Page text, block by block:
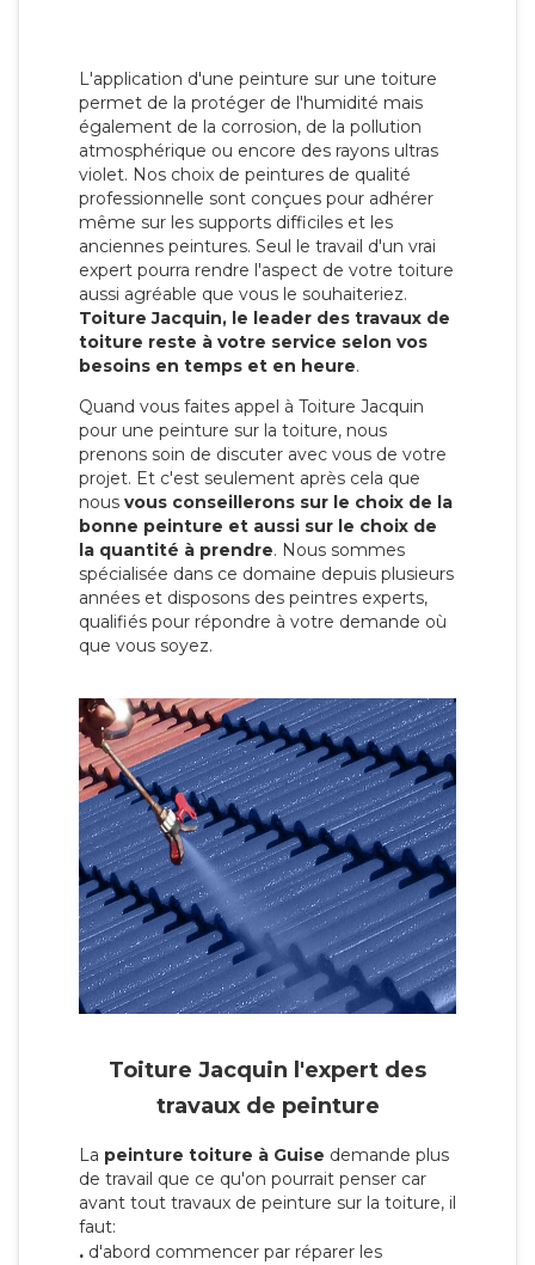
L'application d'une peinture sur une toiture
permet de la protéger de l'humidité mais
également de la corrosion, de la pollution
atmosphérique ou encore des rayons ultras
violet. Nos choix de peintures de qualité
professionnelle sont conçues pour adhérer
même sur les supports difficiles et les
anciennes peintures. Seul le travail d'un vrai
expert pourra rendre l'aspect de votre toiture
aussi agréable que vous le souhaiteriez.
Toiture Jacquin, le leader des travaux de
toiture reste à votre service selon vos
besoins en temps et en heure.
Quand vous faites appel à Toiture Jacquin
pour une peinture sur la toiture, nous
prenons soin de discuter avec vous de votre
projet. Et c'est seulement après cela que
nous vous conseillerons sur le choix de la
bonne peinture et aussi sur le choix de
la quantité à prendre. Nous sommes
spécialisée dans ce domaine depuis plusieurs
années et disposons des peintres experts,
qualifiés pour répondre à votre demande où
que vous soyez.
Toiture Jacquin l'expert des
travaux de peinture
La peinture toiture à Guise demande plus
de travail que ce qu'on pourrait penser car
avant tout travaux de peinture sur la toiture, il
faut:
. d'abord commencer par réparer les